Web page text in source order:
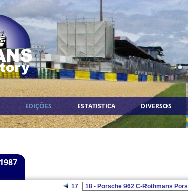
EDIÇÕES ESTATISTICA DIVERSOS
17